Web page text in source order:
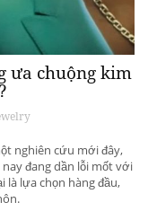
ưa chuộng kim
nghiên cứu mới đây,
đang dần lỗi mốt với
là lựa chọn hàng đầu,